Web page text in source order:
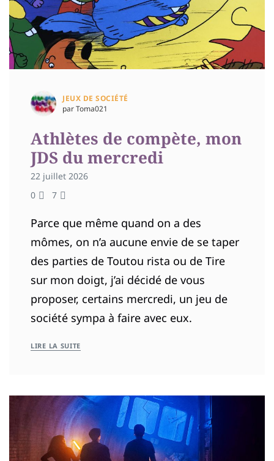
JEUX DE SOCIÉTÉ
par Toma021
Athlètes de compète, mon
JDS du mercredi
22 juillet 2026
0
7
Parce que même quand on a des
mômes, on n’a aucune envie de se taper
des parties de Toutou rista ou de Tire
sur mon doigt, j’ai décidé de vous
proposer, certains mercredi, un jeu de
société sympa à faire avec eux.
LIRE LA SUITE